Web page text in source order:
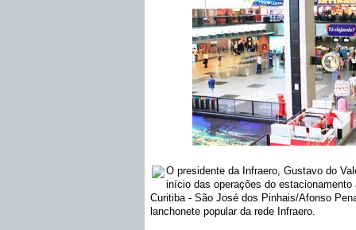
O presidente da Infraero, Gustavo do
início das operações do
Curitiba - São José dos Pinhais/Afonso
lanchonete popular da rede Infraero.